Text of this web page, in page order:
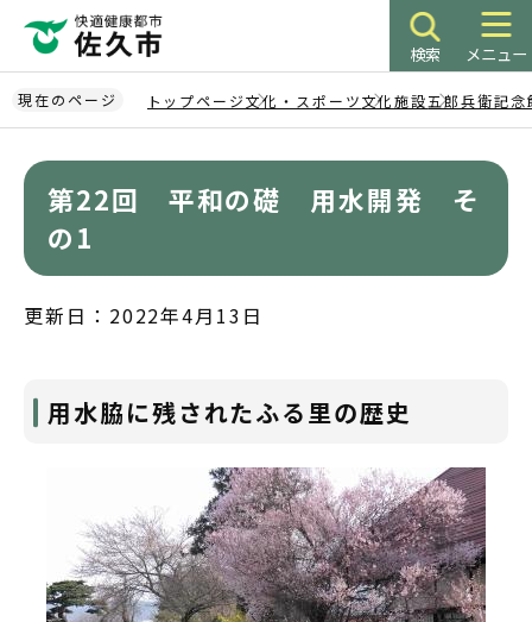
ペ
ー
ジ
検索 メニュー
現在のページ トップページ文化・スポーツ文化施設五郎兵衛記念
第22回 平和の礎 用水開発 そ
の1
更新日：2022年4月13日
用水脇に残されたふる里の歴史